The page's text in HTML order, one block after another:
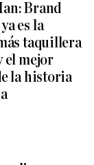
Brand
es la
taquillera
el mejor
la historia